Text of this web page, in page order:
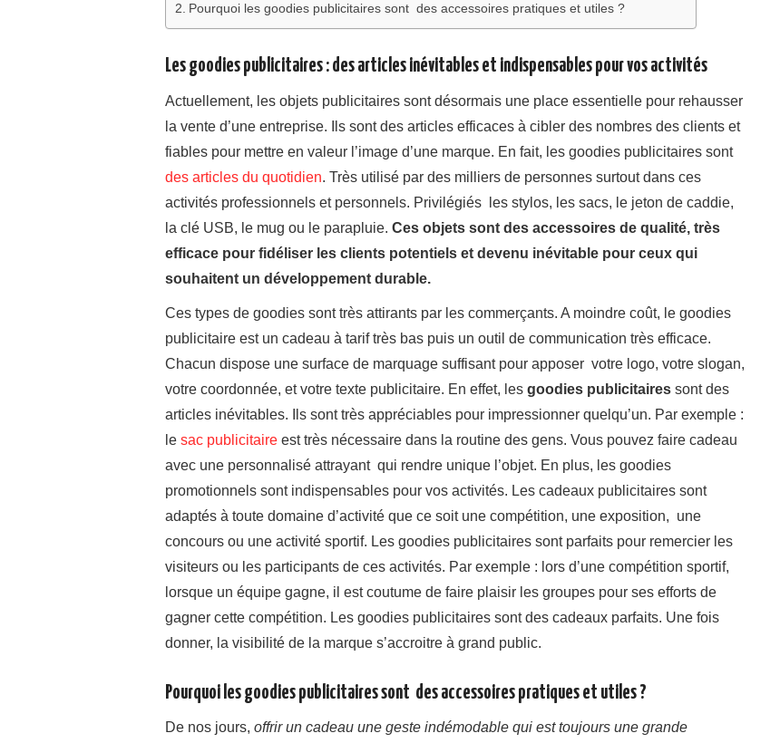
Pourquoi les goodies publicitaires sont des accessoires pratiques et utiles ?
Les goodies publicitaires : des articles inévitables et indispensables pour vos activités
Actuellement, les objets publicitaires sont désormais une place essentielle pour rehausser
la vente d’une entreprise. Ils sont des articles efficaces à cibler des nombres des clients et
fiables pour mettre en valeur l’image d’une marque. En fait, les goodies publicitaires sont
des articles du quotidien. Très utilisé par des milliers de personnes surtout dans ces
activités professionnels et personnels. Privilégiés les stylos, les sacs, le jeton de caddie,
la clé USB, le mug ou le parapluie. Ces objets sont des accessoires de qualité, très
efficace pour fidéliser les clients potentiels et devenu inévitable pour ceux qui
souhaitent un développement durable.
Ces types de goodies sont très attirants par les commerçants. A moindre coût, le goodies
publicitaire est un cadeau à tarif très bas puis un outil de communication très efficace.
Chacun dispose une surface de marquage suffisant pour apposer votre logo, votre slogan,
votre coordonnée, et votre texte publicitaire. En effet, les goodies publicitaires sont des
articles inévitables. Ils sont très appréciables pour impressionner quelqu’un. Par exemple :
le sac publicitaire est très nécessaire dans la routine des gens. Vous pouvez faire cadeau
avec une personnalisé attrayant qui rendre unique l’objet. En plus, les goodies
promotionnels sont indispensables pour vos activités. Les cadeaux publicitaires sont
adaptés à toute domaine d’activité que ce soit une compétition, une exposition, une
concours ou une activité sportif. Les goodies publicitaires sont parfaits pour remercier les
visiteurs ou les participants de ces activités. Par exemple : lors d’une compétition sportif,
lorsque un équipe gagne, il est coutume de faire plaisir les groupes pour ses efforts de
gagner cette compétition. Les goodies publicitaires sont des cadeaux parfaits. Une fois
donner, la visibilité de la marque s’accroitre à grand public.
Pourquoi les goodies publicitaires sont des accessoires pratiques et utiles ?
De nos jours, offrir un cadeau une geste indémodable qui est toujours une grande